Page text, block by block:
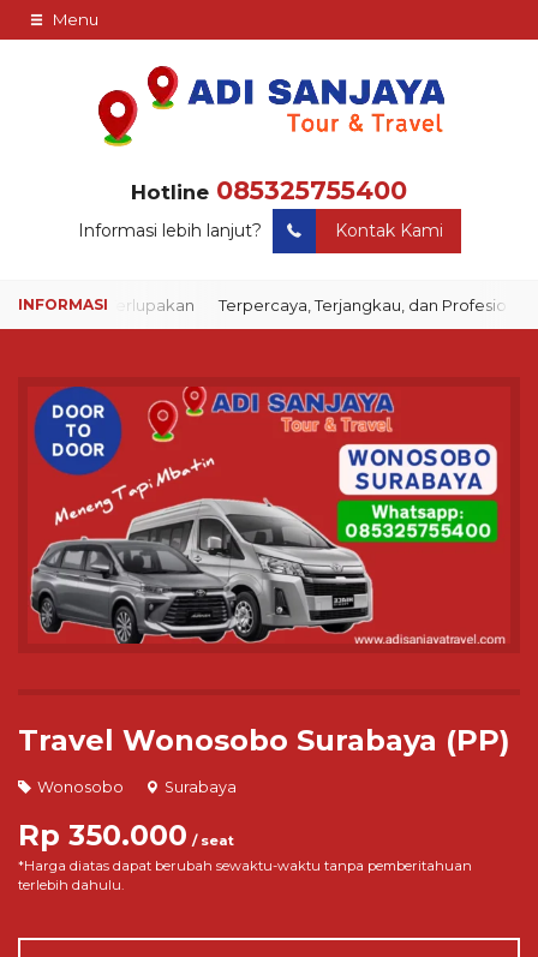
Menu
Hotline 085325755400
Informasi lebih lanjut? Kontak Kami
yang Tak Terlupakan Terpercaya, Terjangkau, dan Profesional.
Travel Wonosobo Surabaya (PP)
Wonosobo Surabaya
Rp 350.000 / seat
*Harga diatas dapat berubah sewaktu-waktu tanpa pemberitahuan
terlebih dahulu.